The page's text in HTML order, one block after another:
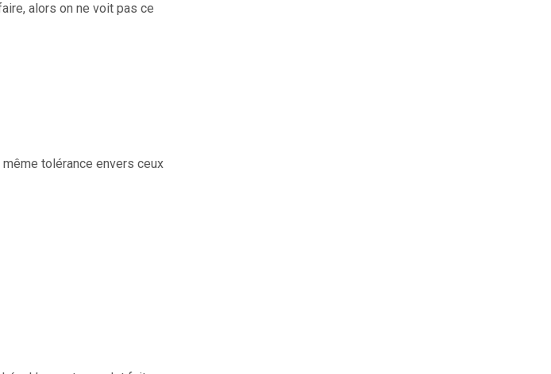
volume.
alors on ne voit pas ce
tolérance envers ceux